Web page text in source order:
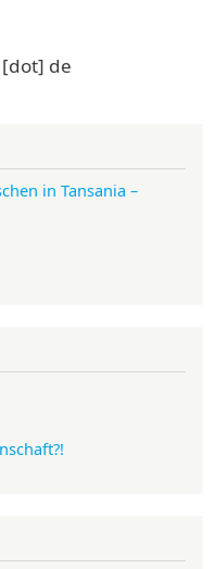
[dot] de
in Tansania –